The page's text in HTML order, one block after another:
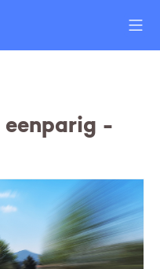
eenparig -